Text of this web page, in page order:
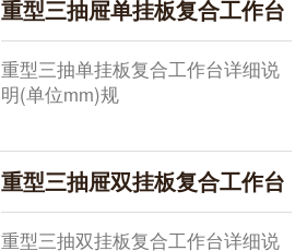
高密度板+黑色pvc胶条机压成型桌
面承重
重型三抽屉单挂板复合工作台
重型三抽单挂板复合工作台详细说
明(单位mm)规
2100*750*800+500，现货供应其他
规格需要定做桌面:总厚50mm由
2mm绿色耐磨胶片+48mm高密度板
+黑色pvc胶条
重型三抽屉双挂板复合工作台
重型三抽双挂板复合工作台详细说